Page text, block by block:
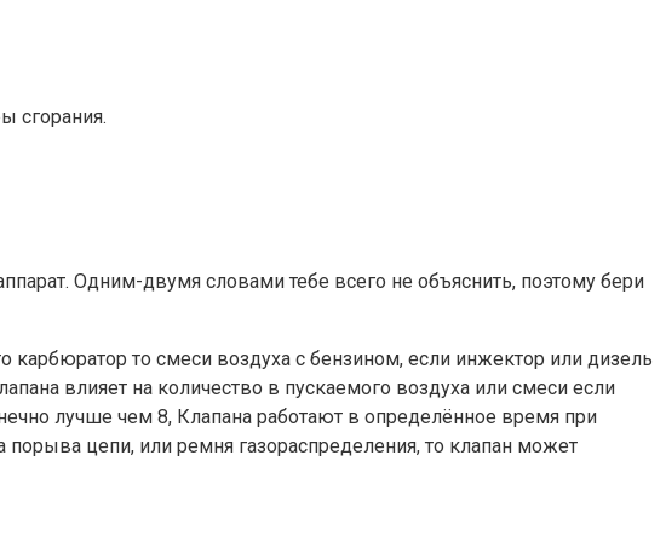
сгорания.
Одним-двумя словами тебе всего не объяснить, поэтому бери
карбюратор то смеси воздуха с бензином, если инжектор или дизель
влияет на количество в пускаемого воздуха или смеси если
лучше чем 8, Клапана работают в определённое время при
цепи, или ремня газораспределения, то клапан может